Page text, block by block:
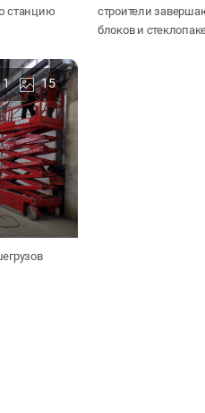
станцию
строители
блоков и
15